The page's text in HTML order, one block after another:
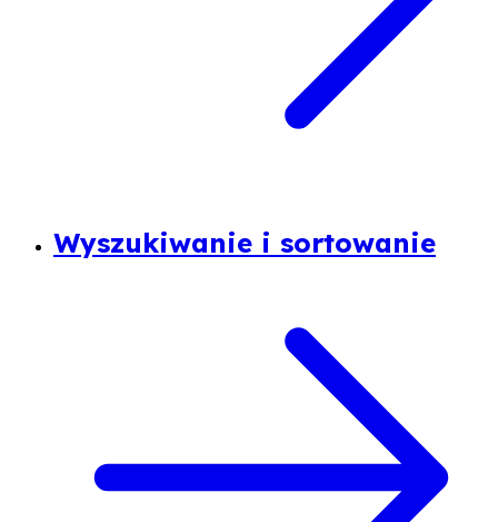
Wyszukiwanie i sortowanie